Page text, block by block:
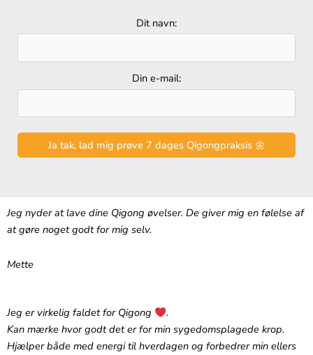
Dit navn:
Din e-mail:
Jeg nyder at lave dine Qigong øvelser. De giver mig en følelse af
at gøre noget godt for mig selv.
Mette
Jeg er virkelig faldet for Qigong
.‬
‪Kan mærke hvor godt det er for min sygedomsplagede krop.
Hjælper både med energi til hverdagen og forbedrer min ellers